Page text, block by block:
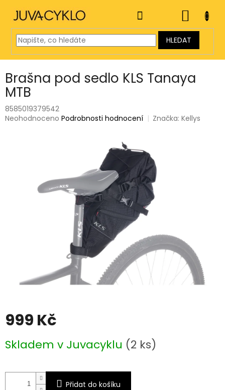
obsah
HLEDAT
KOŠÍK
Brašna pod sedlo KLS Tanaya
MTB
8585019379542
Průměrné
hvězdiček.
Neohodnoceno Podrobnosti hodnocení Značka:Kellys
999 Kč
cena:
Skladem v Juvacyklu (2 ks)
Přidat do košíku